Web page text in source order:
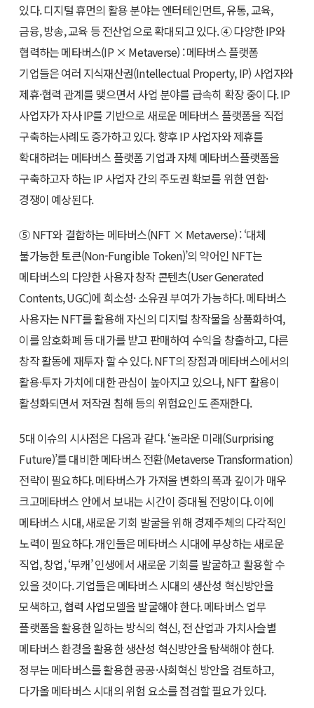
있다. 디지털 휴먼의 활용 분야는 엔터테인먼트, 유통, 교육,
금융, 방송, 교육 등 전산업으로 확대되고 있다.④ 다양한 IP와
협력하는 메타버스(IP × Metaverse) :메타버스 플랫폼
기업들은 여러 지식재산권(Intellectual Property, IP) 사업자와
제휴·협력 관계를 맺으면서 사업 분야를 급속히 확장 중이다. IP
사업자가 자사 IP를 기반으로 새로운 메타버스 플랫폼을 직접
구축하는사례도 증가하고 있다. 향후 IP 사업자와 제휴를
확대하려는 메타버스 플랫폼 기업과 자체 메타버스플랫폼을
구축하고자 하는 IP 사업자 간의 주도권 확보를 위한 연합·
경쟁이 예상된다.
⑤ NFT와 결합하는 메타버스(NFT × Metaverse) : ‘대체
불가능한 토큰(Non-Fungible Token)’의 약어인 NFT는
메타버스의 다양한 사용자 창작 콘텐츠(User Generated
Contents, UGC)에 희소성· 소유권 부여가 가능하다. 메타버스
사용자는 NFT를 활용해 자신의 디지털 창작물을 상품화하여,
이를 암호화폐 등 대가를 받고 판매하여 수익을 창출하고, 다른
창작 활동에 재투자 할 수 있다. NFT의 장점과 메타버스에서의
활용·투자 가치에 대한 관심이 높아지고 있으나, NFT 활용이
활성화되면서 저작권 침해 등의 위험요인도 존재한다.
5대 이슈의 시사점은 다음과 같다.‘놀라운 미래(Surprising
Future)’를 대비한 메타버스 전환(Metaverse Transformation)
전략이 필요하다. 메타버스가 가져올 변화의 폭과 깊이가 매우
크고메타버스 안에서 보내는 시간이 증대될 전망이다. 이에
메타버스 시대, 새로운 기회 발굴을 위해 경제주체의 다각적인
노력이 필요하다. 개인들은 메타버스 시대에 부상하는 새로운
직업, 창업, ‘부캐’ 인생에서 새로운 기회를 발굴하고 활용할 수
있을 것이다. 기업들은 메타버스 시대의 생산성 혁신방안을
모색하고, 협력 사업모델을 발굴해야 한다. 메타버스 업무
플랫폼을 활용한 일하는 방식의 혁신, 전 산업과 가치사슬별
메타버스 환경을 활용한 생산성 혁신방안을 탐색해야 한다.
정부는 메타버스를 활용한 공공·사회혁신 방안을 검토하고,
다가올 메타버스 시대의 위험 요소를 점검할 필요가 있다.